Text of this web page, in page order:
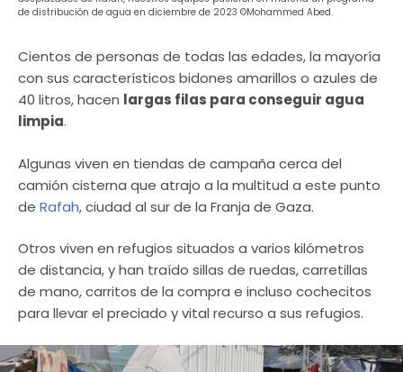
de distribución de agua en diciembre de 2023 ©Mohammed Abed.
Cientos de personas de todas las edades, la mayoría
con sus característicos bidones amarillos o azules de
40 litros, hacen largas filas para conseguir agua
limpia.
Algunas viven en tiendas de campaña cerca del
camión cisterna que atrajo a la multitud a este punto
de Rafah, ciudad al sur de la Franja de Gaza.
Otros viven en refugios situados a varios kilómetros
de distancia, y han traído sillas de ruedas, carretillas
de mano, carritos de la compra e incluso cochecitos
para llevar el preciado y vital recurso a sus refugios.